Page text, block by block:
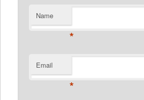
Name
*
Email
*